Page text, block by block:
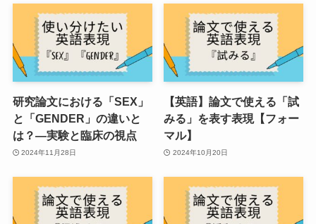
研究論文における「SEX」
と「GENDER」の違いと
は？―実験と臨床の視点
2024年11月28日
【英語】論文で使える「試
みる」を表す表現【フォー
マル】
2024年10月20日